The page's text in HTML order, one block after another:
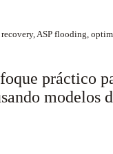
ASP flooding,
práctico
modelos